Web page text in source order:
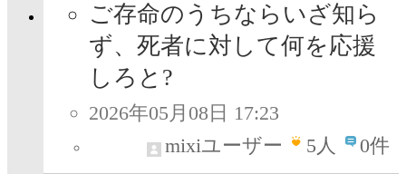
ご存命のうちならいざ知ら
ず、死者に対して何を応援
しろと?
2026年05月08日 17:23
mixiユーザー
5人 0件